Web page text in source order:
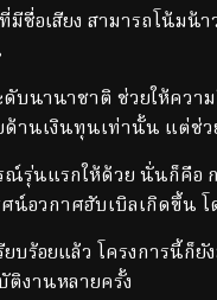
เสียง สามารถโน้มน้า
นาชาติ ช่วยให้ความฝั
ด้านเงินทุนเท่านั้น แต่
นแรกให้ด้วย นั่นก็คือ ก
น์อวกาศฮับเบิลเกิดขึ้น
ยแล้ว โครงการนี้ก็ยัง
งานหลายครั้ง